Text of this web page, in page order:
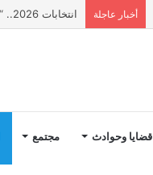
أخبار عاجلة انتخابات 2026.. “الائتلاف المدني من أجل الجبل” يرفع عشرة مطالب أمام الأحزاب لإنصاف المناطق الجبلية
قضايا وحوادث مجتمع